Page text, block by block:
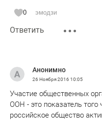
0 эмодзи
Ответить
Анонимно
26 Ноября 2016 10:05
Участие общественных
ООН - это показатель того
российское общество